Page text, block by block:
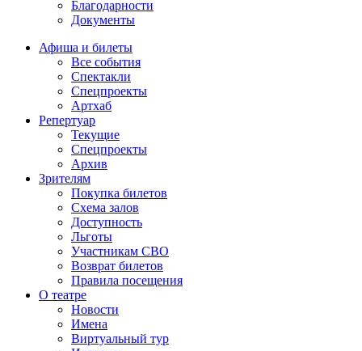
Благодарности
Документы
Афиша и билеты
Все события
Спектакли
Спецпроекты
Артхаб
Репертуар
Текущие
Спецпроекты
Архив
Зрителям
Покупка билетов
Схема залов
Доступность
Льготы
Участникам СВО
Возврат билетов
Правила посещения
О театре
Новости
Имена
Виртуальный тур